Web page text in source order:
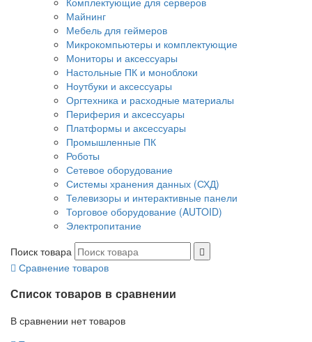
Майнинг
Мебель для геймеров
Микрокомпьютеры и комплектующие
Мониторы и аксессуары
Настольные ПК и моноблоки
Ноутбуки и аксессуары
Оргтехника и расходные материалы
Периферия и аксессуары
Платформы и аксессуары
Промышленные ПК
Роботы
Сетевое оборудование
Системы хранения данных (СХД)
Телевизоры и интерактивные панели
Торговое оборудование (AUTOID)
Электропитание
Поиск товара
Сравнение товаров
Список товаров в сравнении
В сравнении нет товаров